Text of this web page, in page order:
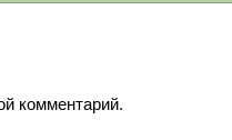
комментарий.